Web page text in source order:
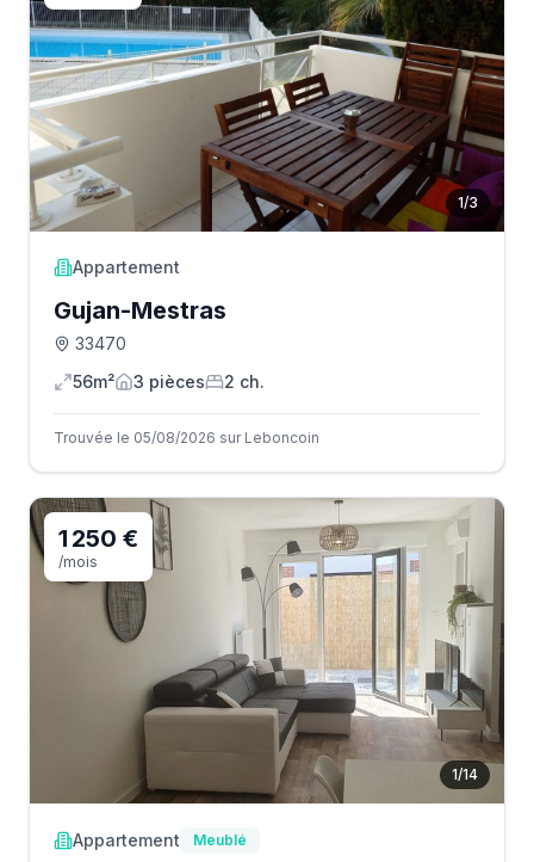
1/3
Appartement
Gujan-Mestras
33470
56m²
3 pièces 2 ch.
Trouvée le 05/08/2026 sur Leboncoin
1/14
1 250 €
/mois
Appartement Meublé